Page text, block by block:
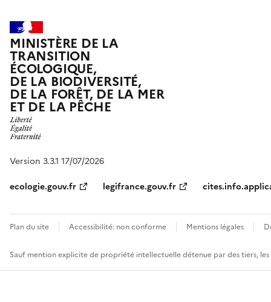
MINISTÈRE DE LA
TRANSITION
ÉCOLOGIQUE,
DE LA BIODIVERSITÉ,
DE LA FORÊT, DE LA MER
ET DE LA PÊCHE
Version 3.3.1 17/07/2026
ecologie.gouv.fr
legifrance.gouv.fr
Plan du site Accessibilité: non conforme Mentions légales
Sauf mention explicite de propriété intellectuelle détenue par des tiers,